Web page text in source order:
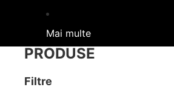
Mai multe
PRODUSE
Filtre